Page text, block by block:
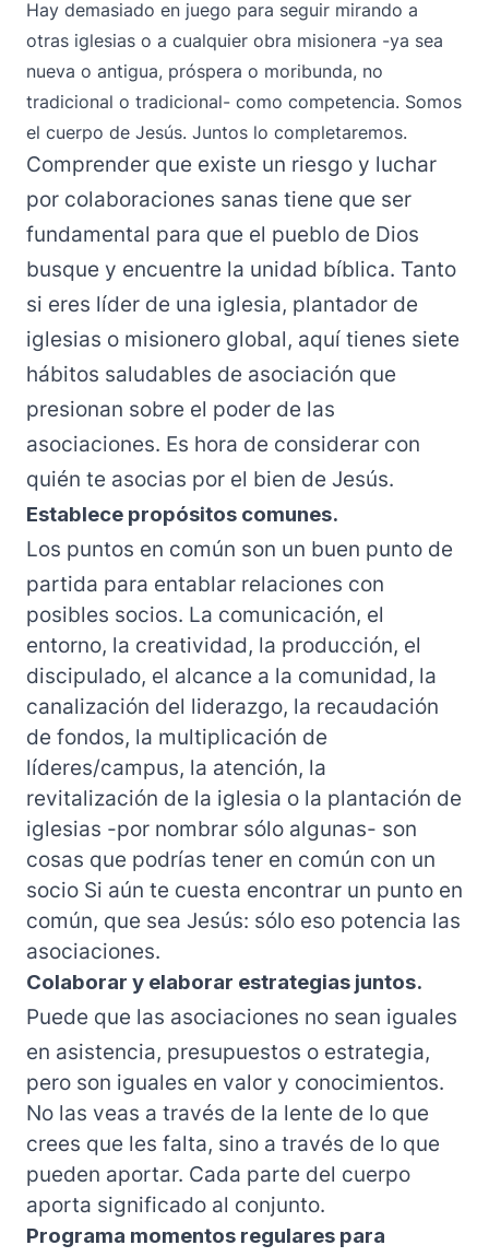
Hay demasiado en juego para seguir mirando a
otras iglesias o a cualquier obra misionera -ya sea
nueva o antigua, próspera o moribunda, no
tradicional o tradicional- como competencia. Somos
el cuerpo de Jesús. Juntos lo completaremos.
Comprender que existe un riesgo y luchar
por colaboraciones sanas tiene que ser
fundamental para que el pueblo de Dios
busque y encuentre la unidad bíblica. Tanto
si eres líder de una iglesia, plantador de
iglesias o misionero global, aquí tienes siete
hábitos saludables de asociación que
presionan sobre el poder de las
asociaciones. Es hora de considerar con
quién te asocias por el bien de Jesús.
Establece propósitos comunes.
Los puntos en común son un buen punto de
partida para entablar relaciones con
posibles socios. La comunicación, el
entorno, la creatividad, la producción, el
discipulado, el alcance a la comunidad, la
canalización del liderazgo, la recaudación
de fondos, la multiplicación de
líderes/campus, la atención, la
revitalización de la iglesia o la plantación de
iglesias -por nombrar sólo algunas- son
cosas que podrías tener en común con un
socio Si aún te cuesta encontrar un punto en
común, que sea Jesús: sólo eso potencia las
asociaciones.
Colaborar y elaborar estrategias juntos.
Puede que las asociaciones no sean iguales
en asistencia, presupuestos o estrategia,
pero son iguales en valor y conocimientos.
No las veas a través de la lente de lo que
crees que les falta, sino a través de lo que
pueden aportar. Cada parte del cuerpo
aporta significado al conjunto.
Programa momentos regulares para